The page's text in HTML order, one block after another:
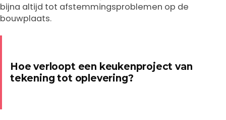
bijna altijd tot afstemmingsproblemen op de
bouwplaats.
Hoe verloopt een keukenproject van
tekening tot oplevering?